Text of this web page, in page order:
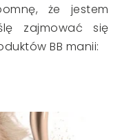
że jestem
zajmować się
BB manii: